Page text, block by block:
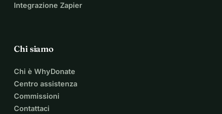
Integrazione Zapier
Chi siamo
Chi è WhyDonate
Centro assistenza
Commissioni
Contattaci